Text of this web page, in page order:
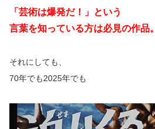
「芸術は爆発だ！」という
言葉を知っている方は必見の作品。
それにしても、
70年でも2025年でも